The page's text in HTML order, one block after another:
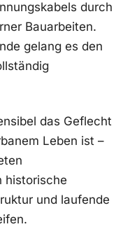
durch
Bauarbeiten.
gelang es den
das Geflecht
Leben ist –
historische
und laufende